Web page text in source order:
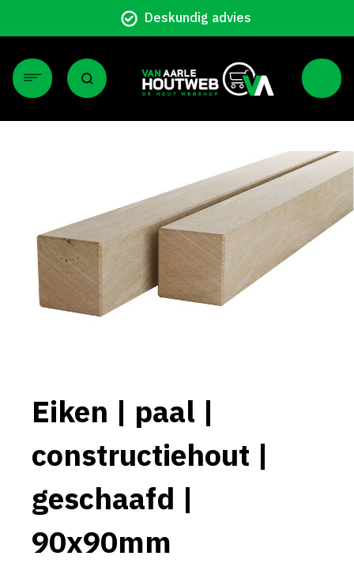
Deskundig advies
Eiken | paal |
constructiehout |
geschaafd |
90x90mm